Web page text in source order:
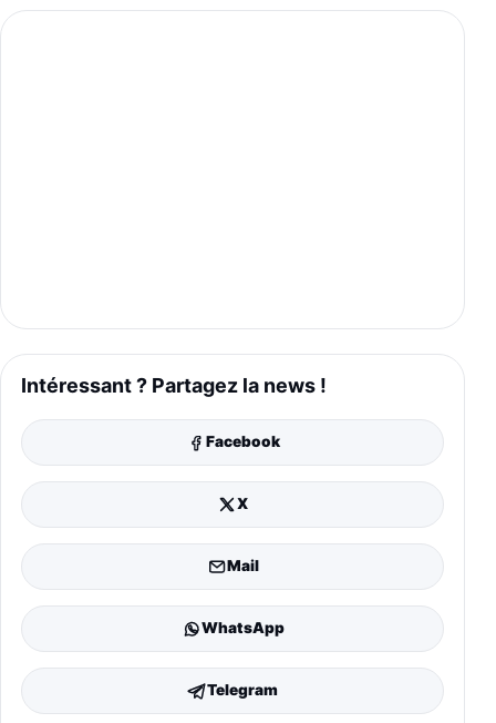
Intéressant ? Partagez la news !
Facebook
X
Mail
WhatsApp
Telegram